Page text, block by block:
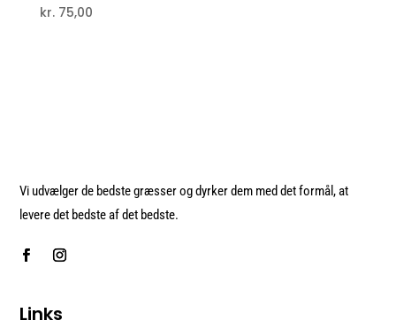
kr.75,00
Vi udvælger de bedste græsser og dyrker dem med det formål, at
levere det bedste af det bedste.
Links